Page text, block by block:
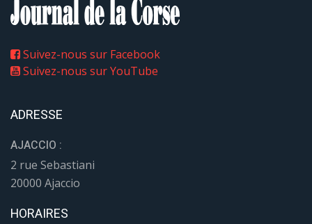
Suivez-nous sur Facebook
Suivez-nous sur YouTube
ADRESSE
AJACCIO :
2 rue Sebastiani
20000 Ajaccio
HORAIRES